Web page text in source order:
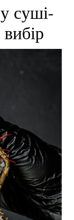
суші-